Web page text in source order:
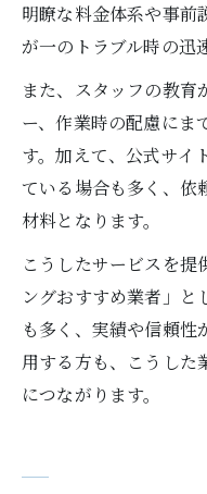
明瞭な料金体系や事前
が一のトラブル時の迅
また、スタッフの教育
ー、作業時の配慮にま
す。加えて、公式サイ
ている場合も多く、依
材料となります。
こうしたサービスを
ングおすすめ業者」と
も多く、実績や信頼性
用する方も、こうした
につながります。